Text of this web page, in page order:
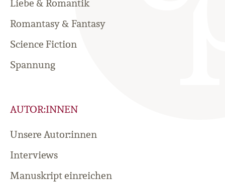
Liebe & Romantik
Romantasy & Fantasy
Science Fiction
Spannung
AUTOR:INNEN
Unsere Autor:innen
Interviews
Manuskript einreichen